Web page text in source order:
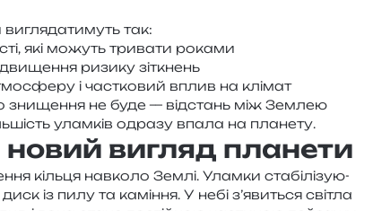
вигля­да­ти­муть так:
які можуть три­ва­ти роками
ризи­ку зіткнень
і час­тко­вий вплив на клімат
зни­ще­н­ня не буде — від­стань між Землею
улам­ків одра­зу впала на планету.
вигляд планети
кіль­ця нав­ко­ло Землі. Уламки ста­бі­лі­зу­ю­
із пилу та камі­н­ня. У небі з’явиться сві­тла